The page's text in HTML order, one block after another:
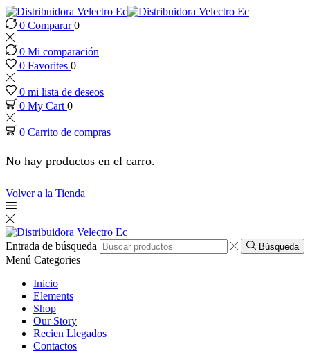
panel
panel
paketleri
0 Comparar0
0 Mi comparación
0 Favorites 0
0 mi lista de deseos
0 My Cart 0
0 Carrito de compras
No hay productos en el carro.
Volver a la Tienda
Entrada de búsqueda Búsqueda
Menú Categories
Inicio
Elements
Shop
Our Story
Recien Llegados
Contactos